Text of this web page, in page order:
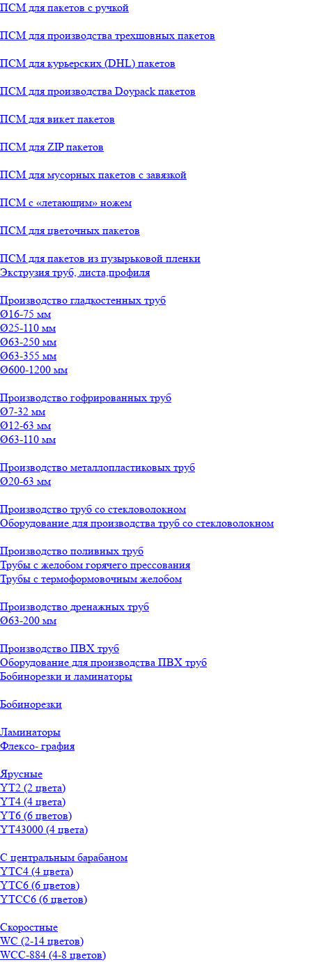
ПСМ для пакетов с ручкой
ПСМ для производства трехшовных пакетов
ПСМ для курьерских (DHL) пакетов
ПСМ для производства Doypack пакетов
ПСМ для викет пакетов
ПСМ для ZIP пакетов
ПСМ для мусорных пакетов с завязкой
ПСМ с «летающим» ножем
ПСМ для цветочных пакетов
ПСМ для пакетов из пузырьковой пленки
Экструзия труб, листа,профиля
Производство гладкостенных труб
Ø16-75 мм
Ø25-110 мм
Ø63-250 мм
Ø63-355 мм
Ø600-1200 мм
Производство гофрированных труб
Ø7-32 мм
Ø12-63 мм
Ø63-110 мм
Производство металлопластиковых труб
Ø20-63 мм
Производство труб со стекловолокном
Оборудование для производства труб со стекловолокном
Производство поливных труб
Трубы с желобом горячего прессования
Трубы с термоформовочным желобом
Производство дренажных труб
Ø63-200 мм
Производство ПВХ труб
Оборудование для производства ПВХ труб
Бобинорезки и ламинаторы
Бобинорезки
Ламинаторы
Флексо- графия
Ярусные
YT2 (2 цвета)
YT4 (4 цвета)
YT6 (6 цветов)
YT43000 (4 цвета)
С центральным барабаном
YТС4 (4 цвета)
YТС6 (6 цветов)
YТСC6 (6 цветов)
Скоростные
WС (2-14 цветов)
WСС-884 (4-8 цветов)